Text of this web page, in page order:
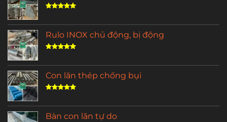
Rulo INOX chủ động, bị động
Con lăn thép chống bụi
Bàn con lăn tự do